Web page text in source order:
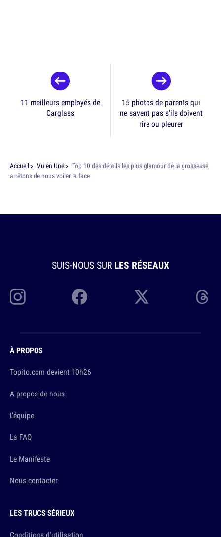
11 meilleurs employés de
Carglass
15 photos de parents qui
ne savent pas s'ils doivent
rire ou pleurer
Accueil Vu en Une
Top 10 des détails les plus glamour de la grossesse,
arrêtons de nous voiler la face
SUIS-NOUS SUR LES RÉSEAUX
À PROPOS
Topito.com devient 10h26
A propos de nous
L'équipe
La FAQ
Le Manifeste
Nous contacter
LES TRUCS SÉRIEUX
Conditions d'utilisation